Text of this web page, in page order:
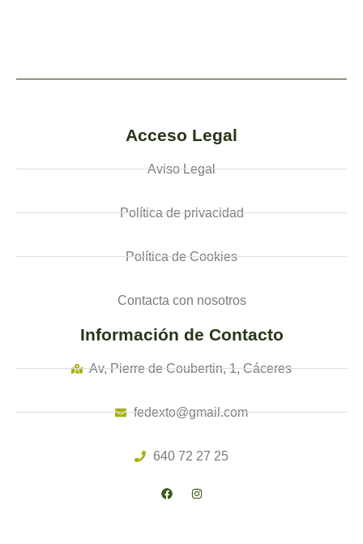
Acceso Legal
Aviso Legal
Política de privacidad
Política de Cookies
Contacta con nosotros
Información de Contacto
Av, Pierre de Coubertin, 1, Cáceres
fedexto@gmail.com
640 72 27 25